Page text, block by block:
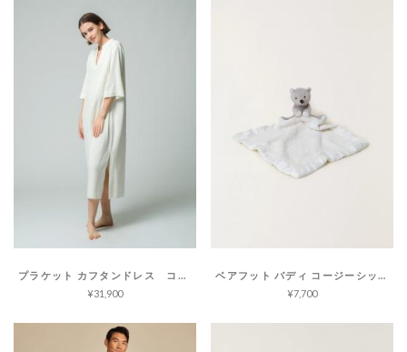
プラケット カフタンドレス コージーテリー
¥31,900
ベアフット バディ コージーシック
¥7,700